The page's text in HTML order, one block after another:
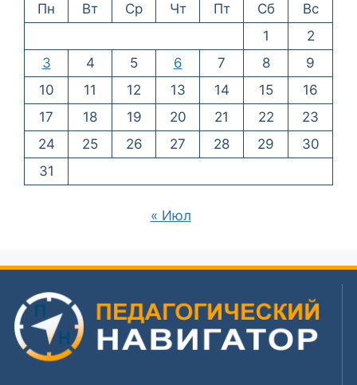
Пн
Вт Ср Чт Пт Сб
Вс
1
2
3
4 5 6 7 8
9
10
11 12 13 14 15
16
17
18 19 20 21 22
23
24
25 26 27 28 29
30
31
« Июл